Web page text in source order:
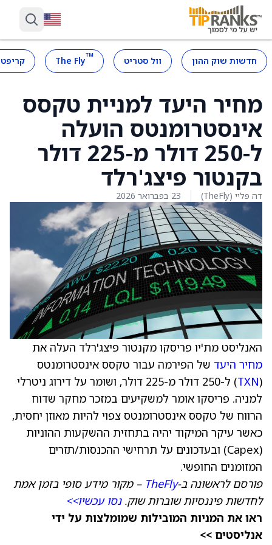
חדשות שוק ההון וול סטריט ™
The Fly
מחיר היעד למניית טקסס
אינסטרומנטס הועלה
ל-250 דולר מ-225 דולר
בקנטור פיצג'רלד
דה פליי (TheFly) 23 בפברואר 2026
האנליסט מת'יו פריסקו מקנטור פיצג'רלד העלה את
מחיר היעד של הפירמה עבור טקסס אינסטרומנטס
(
TXN
) ל-250 דולר מ-225 דולר, ושומר על דירוג ניטרלי
למניה. פריסקו אומר למשקיעים במזכר מחקר שדוח
הרווח של טקסס אינסטרומנטס צפוי להיות מאוזן יחסית,
כאשר עיקר המיקוד יהיה בתחזית ההשקעות ההוניות
(Capex) ובעדכונים על תרחישי ההכנסות/תזרים
המזומנים החופשי.
פורסם לראשונה ב-TheFly – מקור מידע סופי בזמן אמת
לחדשות פיננסיות שוברות שוק.נסו עכשיו>>
ראו את המניות המובילות שמומלצות על ידי
אנליסטים >>